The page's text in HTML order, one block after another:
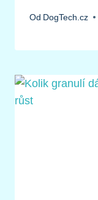
Od DogTech.cz